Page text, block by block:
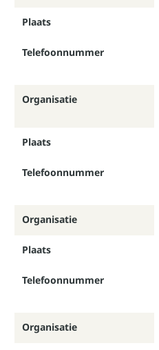
Plaats
Telefoonnummer
Organisatie
Plaats
Telefoonnummer
Organisatie
Plaats
Telefoonnummer
Organisatie